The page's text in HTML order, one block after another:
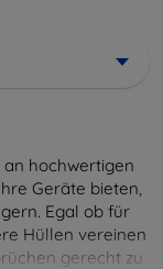
hochwertigen
Geräte bieten,
Egal ob für
Hüllen vereinen
gerecht zu